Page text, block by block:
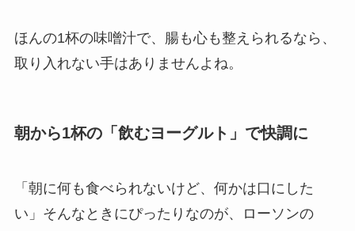
ほんの1杯の味噌汁で、腸も心も整えられるなら、
取り入れない手はありませんよね。
朝から1杯の「飲むヨーグルト」で快調に
「朝に何も食べられないけど、何かは口にした
い」そんなときにぴったりなのが、ローソンの